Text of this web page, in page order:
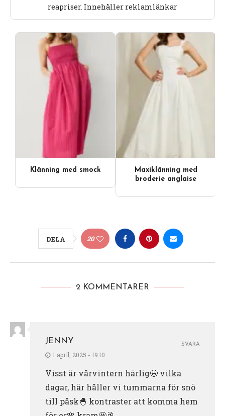
reapriser. Innehåller reklamlänkar
Klänning med smock
Maxiklänning med
broderie anglaise
DELA 20
2 KOMMENTARER
JENNY
1 april, 2025 - 19:10
Visst är vårvintern härlig🤩 vilka
dagar, här håller vi tummarna för snö
till påsk🐣 kontraster att komma hem
SVARA